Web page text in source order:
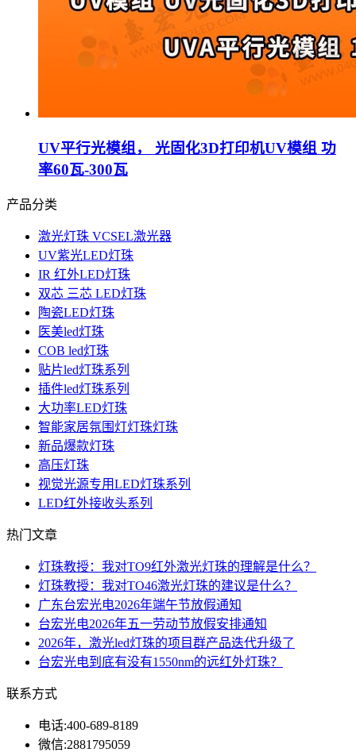
UV平行光模组， 光固化3D打印机UV模组 功
率60瓦-300瓦
产品分类
激光灯珠 VCSEL激光器
UV紫光LED灯珠
IR 红外LED灯珠
双芯 三芯 LED灯珠
陶瓷LED灯珠
医美led灯珠
COB led灯珠
贴片led灯珠系列
插件led灯珠系列
大功率LED灯珠
智能家居氛围灯灯珠灯珠
新品爆款灯珠
高压灯珠
视觉光源专用LED灯珠系列
LED红外接收头系列
热门文章
灯珠教授：我对TO9红外激光灯珠的理解是什么？
灯珠教授：我对TO46激光灯珠的建议是什么？
广东台宏光电2026年端午节放假通知
台宏光电2026年五一劳动节放假安排通知
2026年，激光led灯珠的项目群产品迭代升级了
台宏光电到底有没有1550nm的远红外灯珠？
联系方式
电话:400-689-8189
微信:2881795059